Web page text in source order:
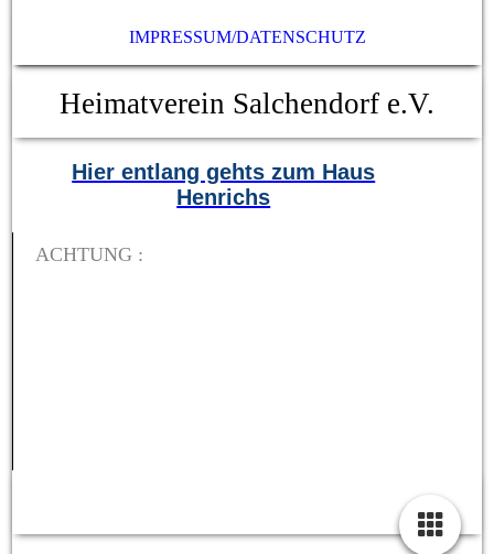
IMPRESSUM/DATENSCHUTZ
Heimatverein Salchendorf e.V.
Hier entlang gehts zum Haus
Henrichs
ACHTUNG :